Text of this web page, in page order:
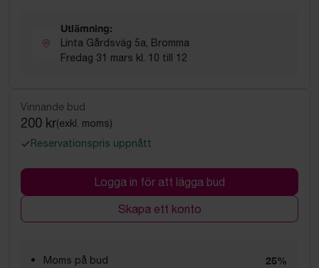
Utlämning:
Linta Gårdsväg 5a, Bromma
Fredag 31 mars kl. 10 till 12
Vinnande bud
200 kr(exkl. moms)
Reservationspris uppnått
Logga in för att lägga bud
Skapa ett konto
Moms på bud 25%